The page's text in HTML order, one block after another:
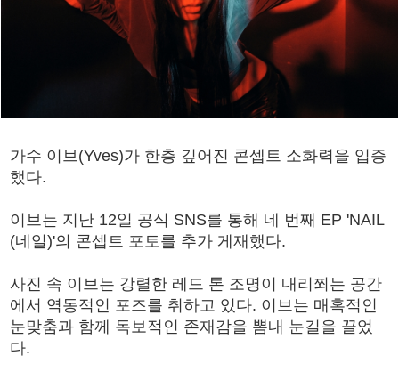
가수 이브(Yves)가 한층 깊어진 콘셉트 소화력을 입증
했다.
이브는 지난 12일 공식 SNS를 통해 네 번째 EP 'NAIL
(네일)'의 콘셉트 포토를 추가 게재했다.
사진 속 이브는 강렬한 레드 톤 조명이 내리쬐는 공간
에서 역동적인 포즈를 취하고 있다. 이브는 매혹적인
눈맞춤과 함께 독보적인 존재감을 뽐내 눈길을 끌었
다.